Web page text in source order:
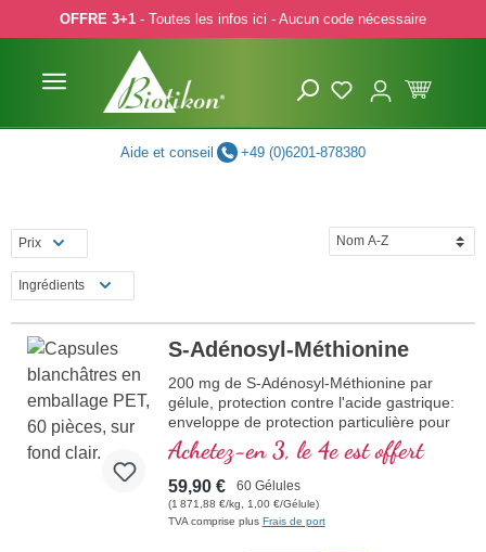
to main content
Skip to search
Skip to main navigation
OFFRE 3+1 - Toutes les infos ici - Aucun code nécessaire
Aide et conseil +49 (0)6201-878380
Prix
Ingrédients
S-Adénosyl-Méthionine
200 mg de S-Adénosyl-Méthionine par
gélule, protection contre l'acide gastrique:
enveloppe de protection particulière pour
protéger les ingrédients contre l'acide
gastrique.
Achetez-en 3, le 4e est offert
59,90 € 60 Gélules
(1 871,88 €/kg, 1,00 €/Gélule)
TVA comprise plus Frais de port